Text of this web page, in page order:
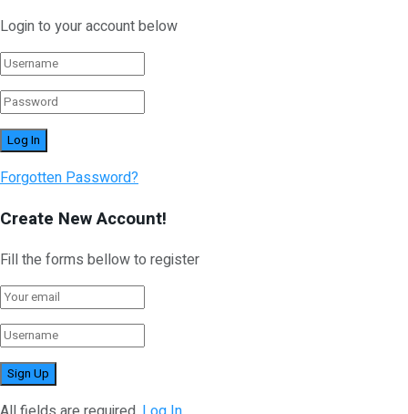
Login to your account below
Forgotten Password?
Create New Account!
Fill the forms bellow to register